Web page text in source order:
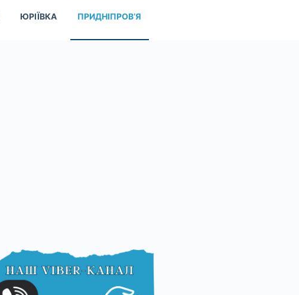
ЮРІЇВКА ПРИДНІПРОВ’Я